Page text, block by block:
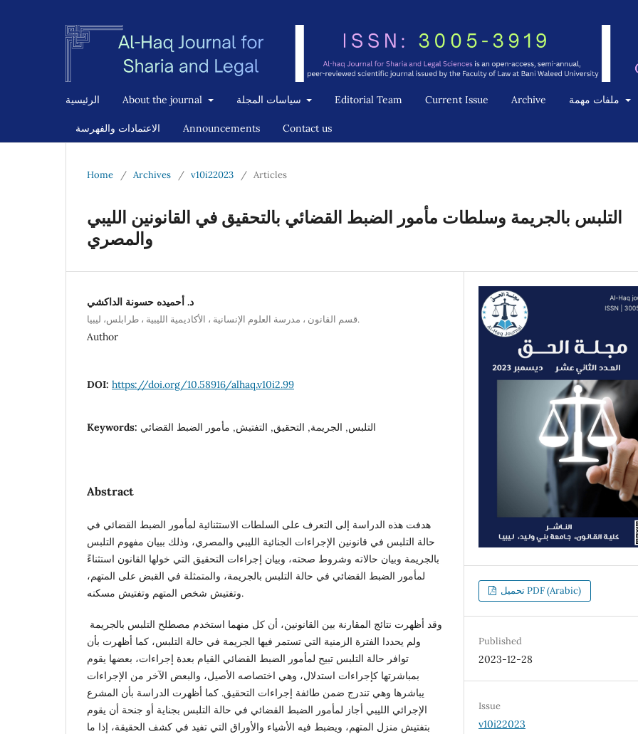
الرئيسية About the journal Editorial Team Current Issue Archive
الاعتمادات والفهرسة Announcements Contact us
Home / Archives / v10i22023 / Articles
التلبس بالجريمة وسلطات مأمور الضبط القضائي بالتحقيق في القانونين الليبي
والمصري
د. أحميده حسونة الداكشي
قسم القانون ، مدرسة العلوم الإنسانية ، الأكاديمية الليبية ، طرابلس، ليبيا.
Author
DOI: https://doi.org/10.58916/alhaq.v10i2.99
Keywords: التلبس, الجريمة, التحقيق, التفتيش, مأمور الضبط القضائي
Abstract
هدفت هذه الدراسة إلى التعرف على السلطات الاستثنائية لمأمور الضبط القضائي في
حالة التلبس في قانونين الإجراءات الجنائية الليبي والمصري، وذلك ببيان مفهوم التلبس
بالجريمة وبيان حالاته وشروط صحته، وبيان إجراءات التحقيق التي خولها القانون استثناءً
لمأمور الضبط القضائي في حالة التلبس بالجريمة، والمتمثلة في القبض على المتهم،
وتفتيش شخص المتهم وتفتيش مسكنه.
ولم يحددا الفترة الزمنية التي تستمر فيها الجريمة في حالة التلبس، كما أظهرت بأن
توافر حالة التلبس تبيح لمأمور الضبط القضائي القيام بعدة إجراءات، بعضها يقوم
بمباشرتها كإجراءات استدلال، وهي اختصاصه الأصيل، والبعض الآخر من الإجراءات
يباشرها وهي تندرج ضمن طائفة إجراءات التحقيق. كما أظهرت الدراسة بأن المشرع
الإجرائي الليبي أجاز لمأمور الضبط القضائي في حالة التلبس بجناية أو جنحة أن يقوم
بتفتيش منزل المتهم، ويضبط فيه الأشياء والأوراق التي تفيد في كشف الحقيقة، إذا ما
تحميل PDF (Arabic)
Published
2023-12-28
Issue
v10i22023